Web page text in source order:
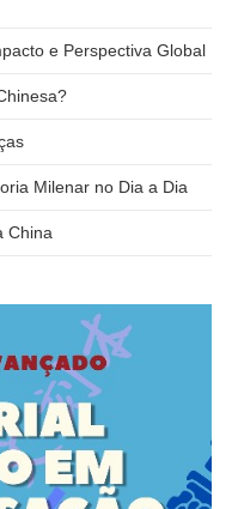
e Perspectiva Global
Milenar no Dia a Dia
China